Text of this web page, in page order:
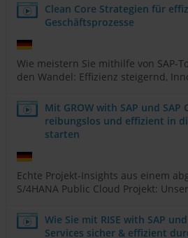
Clean Core Strategien für
Geschäftsprozesse
Wie meistern Sie mithilfe von SAP-
den Wandel: Effizienz steigernd,
Mit GROW with SAP und SAP
reibungslos und effizient in
starten
Echte Projekt-Insights aus einem
S/4HANA Public Cloud Projekt:
Wie Sie mit RISE with SAP
Services sicher & effizient